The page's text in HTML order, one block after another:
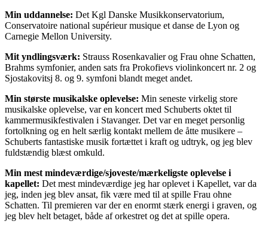
Min uddannelse: Det Kgl Danske Musikkonservatorium,
Conservatoire national supérieur musique et danse de Lyon og
Carnegie Mellon University.
Mit yndlingsværk: Strauss Rosenkavalier og Frau ohne Schatten,
Brahms symfonier, anden sats fra Prokofievs violinkoncert nr. 2 og
Sjostakovitsj 8. og 9. symfoni blandt meget andet.
Min største musikalske oplevelse: Min seneste virkelig store
musikalske oplevelse, var en koncert med Schuberts oktet til
kammermusikfestivalen i Stavanger. Det var en meget personlig
fortolkning og en helt særlig kontakt mellem de åtte musikere –
Schuberts fantastiske musik fortættet i kraft og udtryk, og jeg blev
fuldstændig blæst omkuld.
Min mest mindeværdige/sjoveste/mærkeligste oplevelse i
kapellet: Det mest mindeværdige jeg har oplevet i Kapellet, var da
jeg, inden jeg blev ansat, fik være med til at spille Frau ohne
Schatten. Til premieren var der en enormt stærk energi i graven, og
jeg blev helt betaget, både af orkestret og det at spille opera.